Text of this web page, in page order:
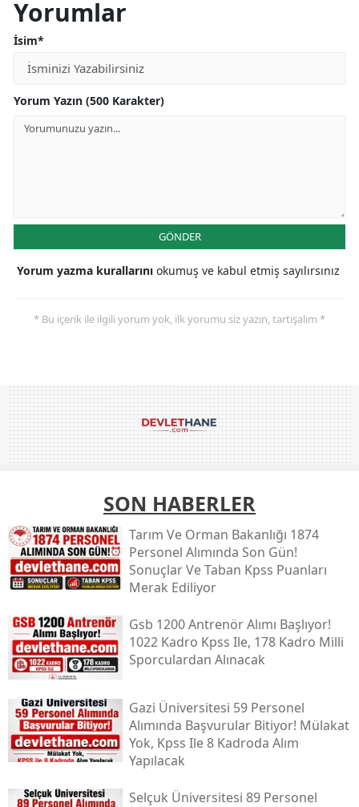
Yorumlar
İsim*
Yorum Yazın (500 Karakter)
GÖNDER
Yorum yazma kurallarını okumuş ve kabul etmiş sayılırsınız
* Bu içerik ile ilgili yorum yok, ilk yorumu siz yazın, tartışalım *
SON HABERLER
Tarım Ve Orman Bakanlığı 1874
Personel Alımında Son Gün!
Sonuçlar Ve Taban Kpss Puanları
Merak Ediliyor
Gsb 1200 Antrenör Alımı Başlıyor!
1022 Kadro Kpss Ile, 178 Kadro Milli
Sporculardan Alınacak
Gazi Üniversitesi 59 Personel
Alımında Başvurular Bitiyor! Mülakat
Yok, Kpss Ile 8 Kadroda Alım
Yapılacak
Selçuk Üniversitesi 89 Personel